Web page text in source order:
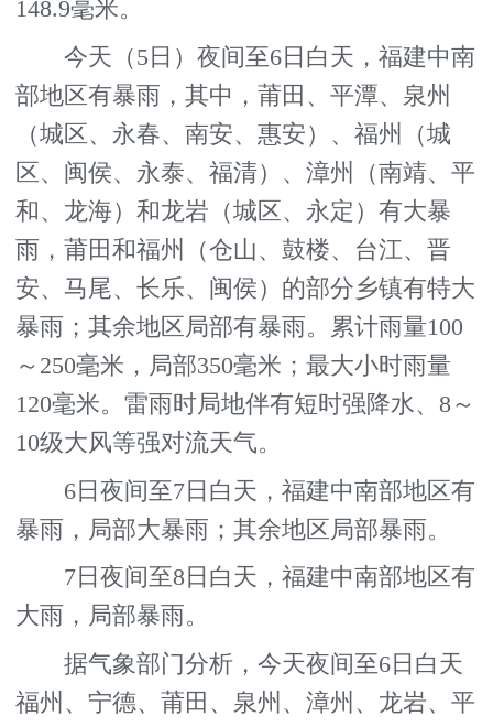
148.9毫米。
今天（5日）夜间至6日白天，福建中南
部地区有暴雨，其中，莆田、平潭、泉州
（城区、永春、南安、惠安）、福州（城
区、闽侯、永泰、福清）、漳州（南靖、平
和、龙海）和龙岩（城区、永定）有大暴
雨，莆田和福州（仓山、鼓楼、台江、晋
安、马尾、长乐、闽侯）的部分乡镇有特大
暴雨；其余地区局部有暴雨。累计雨量100
～250毫米，局部350毫米；最大小时雨量
120毫米。雷雨时局地伴有短时强降水、8～
10级大风等强对流天气。
6日夜间至7日白天，福建中南部地区有
暴雨，局部大暴雨；其余地区局部暴雨。
7日夜间至8日白天，福建中南部地区有
大雨，局部暴雨。
据气象部门分析，今天夜间至6日白天
福州、宁德、莆田、泉州、漳州、龙岩、平